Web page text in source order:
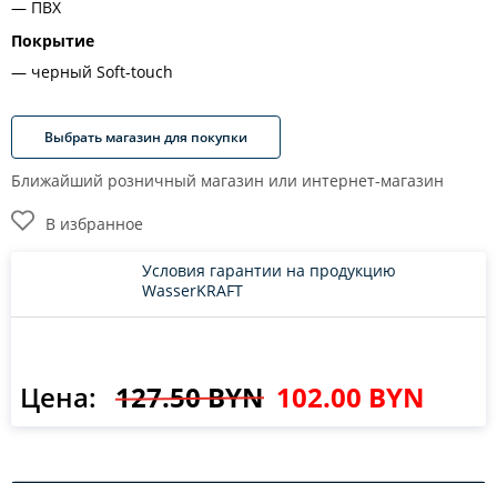
ПВХ
Покрытие
черный Soft-touch
Выбрать магазин для покупки
Ближайший розничный магазин или интернет-магазин
В избранное
Условия гарантии на продукцию
WasserKRAFT
Цена: 127.50 BYN 102.00 BYN